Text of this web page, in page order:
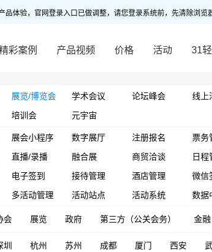
品体验，官网登录入口已做调整，请您登录系统前，先清除浏览
彩案例 产品视频 价格 活动 31
展览/博览会 学术会议 论坛峰会 线上
培训会 元宇宙
展会小程序 数字展厅 注册报名 票务
直播/录播 融合展 商贸洽谈 日程
电子签到 接待管理 酒店管理 微信
多活动管理 活动站点 活动系统 数据
会 展览 政府 第三方（公关会务） 金融
圳 杭州 苏州 成都 厦门 西安